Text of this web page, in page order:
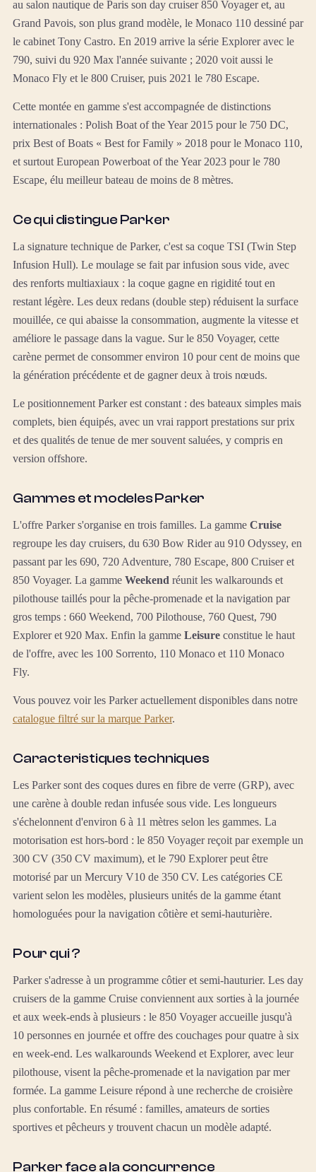
au salon nautique de Paris son day cruiser 850 Voyager et, au
Grand Pavois, son plus grand modèle, le Monaco 110 dessiné par
le cabinet Tony Castro. En 2019 arrive la série Explorer avec le
790, suivi du 920 Max l'année suivante ; 2020 voit aussi le
Monaco Fly et le 800 Cruiser, puis 2021 le 780 Escape.
Cette montée en gamme s'est accompagnée de distinctions
internationales : Polish Boat of the Year 2015 pour le 750 DC,
prix Best of Boats « Best for Family » 2018 pour le Monaco 110,
et surtout European Powerboat of the Year 2023 pour le 780
Escape, élu meilleur bateau de moins de 8 mètres.
Ce qui distingue Parker
La signature technique de Parker, c'est sa coque TSI (Twin Step
Infusion Hull). Le moulage se fait par infusion sous vide, avec
des renforts multiaxiaux : la coque gagne en rigidité tout en
restant légère. Les deux redans (double step) réduisent la surface
mouillée, ce qui abaisse la consommation, augmente la vitesse et
améliore le passage dans la vague. Sur le 850 Voyager, cette
carène permet de consommer environ 10 pour cent de moins que
la génération précédente et de gagner deux à trois nœuds.
Le positionnement Parker est constant : des bateaux simples mais
complets, bien équipés, avec un vrai rapport prestations sur prix
et des qualités de tenue de mer souvent saluées, y compris en
version offshore.
Gammes et modeles Parker
L'offre Parker s'organise en trois familles. La gamme Cruise
regroupe les day cruisers, du 630 Bow Rider au 910 Odyssey, en
passant par les 690, 720 Adventure, 780 Escape, 800 Cruiser et
850 Voyager. La gamme Weekend réunit les walkarounds et
pilothouse taillés pour la pêche-promenade et la navigation par
gros temps : 660 Weekend, 700 Pilothouse, 760 Quest, 790
Explorer et 920 Max. Enfin la gamme Leisureconstitue le haut
de l'offre, avec les 100 Sorrento, 110 Monaco et 110 Monaco
Fly.
Vous pouvez voir les Parker actuellement disponibles dans notre
catalogue filtré sur la marque Parker.
Caracteristiques techniques
Les Parker sont des coques dures en fibre de verre (GRP), avec
une carène à double redan infusée sous vide. Les longueurs
s'échelonnent d'environ 6 à 11 mètres selon les gammes. La
motorisation est hors-bord : le 850 Voyager reçoit par exemple un
300 CV (350 CV maximum), et le 790 Explorer peut être
motorisé par un Mercury V10 de 350 CV. Les catégories CE
varient selon les modèles, plusieurs unités de la gamme étant
homologuées pour la navigation côtière et semi-hauturière.
Pour qui ?
Parker s'adresse à un programme côtier et semi-hauturier. Les day
cruisers de la gamme Cruise conviennent aux sorties à la journée
et aux week-ends à plusieurs : le 850 Voyager accueille jusqu'à
10 personnes en journée et offre des couchages pour quatre à six
en week-end. Les walkarounds Weekend et Explorer, avec leur
pilothouse, visent la pêche-promenade et la navigation par mer
formée. La gamme Leisure répond à une recherche de croisière
plus confortable. En résumé : familles, amateurs de sorties
sportives et pêcheurs y trouvent chacun un modèle adapté.
Parker face a la concurrence